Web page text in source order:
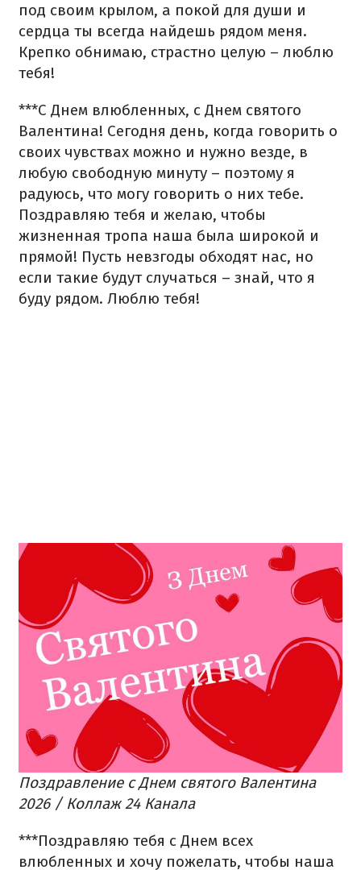
под своим крылом, а покой для души и
сердца ты всегда найдешь рядом меня.
Крепко обнимаю, страстно целую – люблю
тебя!
***С Днем влюбленных, с Днем святого
Валентина! Сегодня день, когда говорить о
своих чувствах можно и нужно везде, в
любую свободную минуту – поэтому я
радуюсь, что могу говорить о них тебе.
Поздравляю тебя и желаю, чтобы
жизненная тропа наша была широкой и
прямой! Пусть невзгоды обходят нас, но
если такие будут случаться – знай, что я
буду рядом. Люблю тебя!
Поздравление с Днем святого Валентина
2026 / Коллаж 24 Канала
***Поздравляю тебя с Днем всех
влюбленных и хочу пожелать, чтобы наша